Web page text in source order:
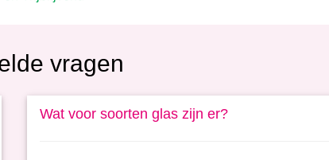
vragen
Wat voor soorten glas zijn er?